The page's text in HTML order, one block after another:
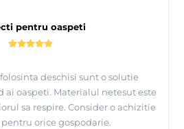
pentru oaspeti
deschisi sunt o solutie
ai oaspeti. Materialul netesut este
sa respire. Consider o achizitie
orice gospodarie.